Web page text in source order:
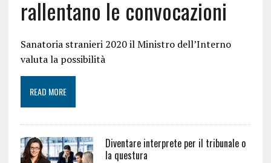
rallentano le convocazioni
Sanatoria stranieri 2020 il Ministro dell’Interno
valuta la possibilità
READ MORE
Diventare interprete per il tribunale o
la questura